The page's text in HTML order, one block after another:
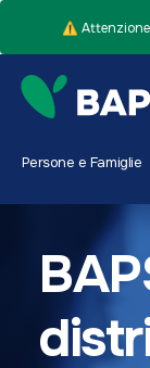
⚠️
Persone e Famiglie